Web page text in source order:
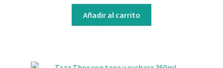
Añadir al carrito